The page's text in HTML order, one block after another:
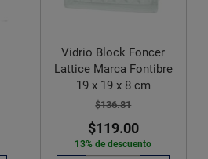
Vidrio Block Foncer
Lattice Marca Fontibre
19 x 19 x 8 cm
$136.81
$119.00
13% de descuento